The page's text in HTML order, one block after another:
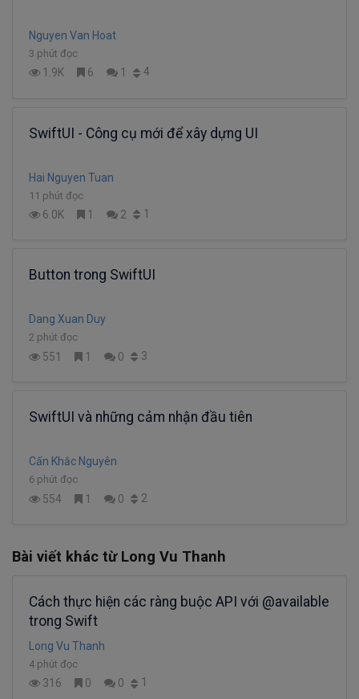
Nguyen Van Hoat
3 phút đọc
1.9K 6 1 4
SwiftUI - Công cụ mới để xây dựng UI
Hai Nguyen Tuan
11 phút đọc
6.0K 1 2 1
Button trong SwiftUI
Dang Xuan Duy
2 phút đọc
551 1 0 3
SwiftUI và những cảm nhận đầu tiên
Cấn Khắc Nguyên
6 phút đọc
554 1 0 2
Bài viết khác từ Long Vu Thanh
Cách thực hiện các ràng buộc API với @available
trong Swift
Long Vu Thanh
4 phút đọc
316 0 0 1